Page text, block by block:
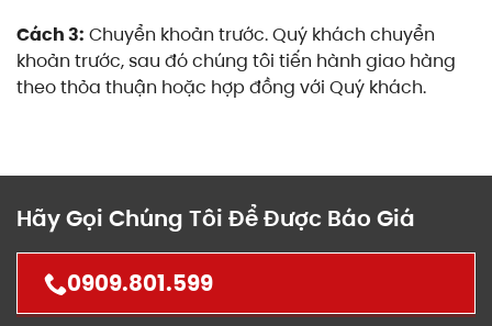
Cách 3: Chuyển khoản trước. Quý khách chuyển
khoản trước, sau đó chúng tôi tiến hành giao hàng
theo thỏa thuận hoặc hợp đồng với Quý khách.
Hãy Gọi Chúng Tôi Để Được Báo Giá
0909.801.599